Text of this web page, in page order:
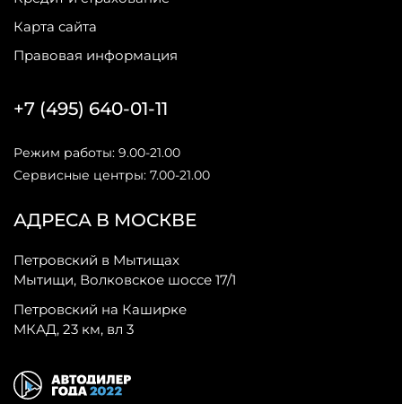
Карта сайта
Правовая информация
АДРЕСА В МОСКВЕ
Петровский в Мытищах
Мытищи, Волковское шоссе 17/1
Петровский на Каширке
МКАД, 23 км, вл 3
+7 (495) 640-01-11
Режим работы: 9.00-21.00
Сервисные центры: 7.00-21.00